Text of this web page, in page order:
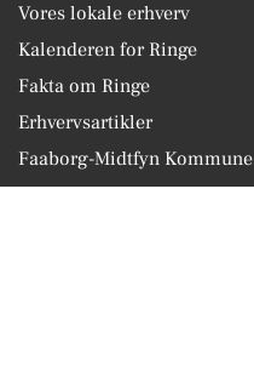
Vores lokale erhverv
Kalenderen for Ringe
Fakta om Ringe
Erhvervsartikler
Faaborg-Midtfyn Kommune